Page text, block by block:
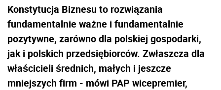
Konstytucja Biznesu to rozwiązania
fundamentalnie ważne i fundamentalnie
pozytywne, zarówno dla polskiej gospodarki,
jak i polskich przedsiębiorców. Zwłaszcza dla
właścicieli średnich, małych i jeszcze
mniejszych firm - mówi PAP wicepremier,